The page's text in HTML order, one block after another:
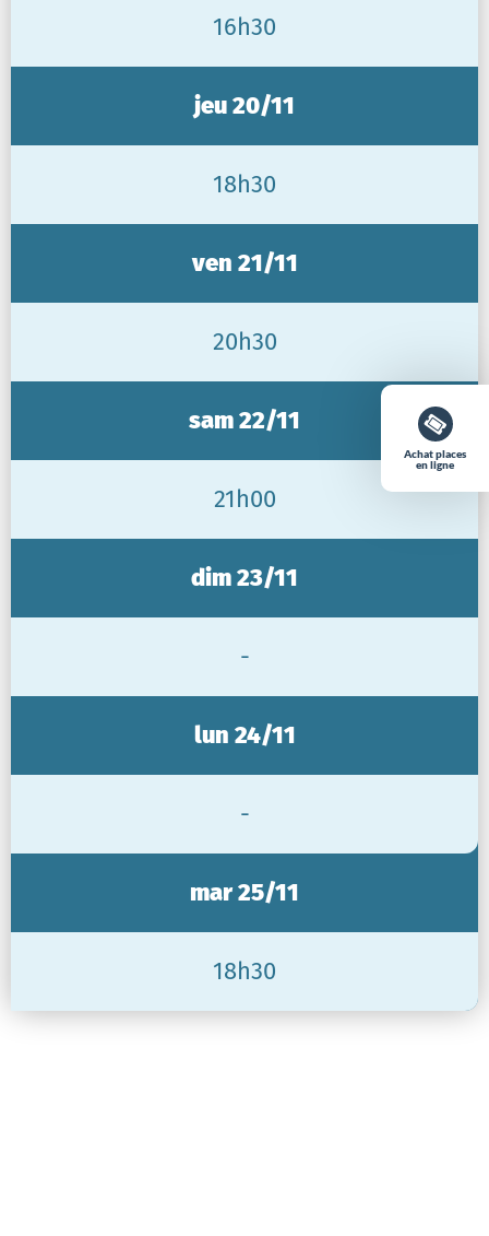
Achat places
en ligne
16h30
jeu 20/11
18h30
ven 21/11
20h30
sam 22/11
21h00
dim 23/11
-
lun 24/11
-
mar 25/11
18h30